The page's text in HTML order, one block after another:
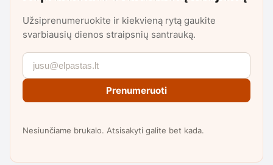
Užsiprenumeruokite ir kiekvieną rytą gaukite
svarbiausių dienos straipsnių santrauką.
Prenumeruoti
Nesiunčiame brukalo. Atsisakyti galite bet kada.